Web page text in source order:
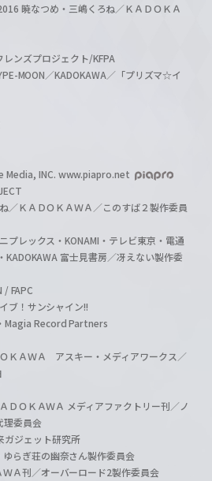
暁なつめ・三嶋くろね／ＫＡＤＯＫＡ
ンズプロジェクト/KFPA
MOON／KADOKAWA／「プリズマ☆イ
INC. www.piapro.net
／ＫＡＤＯＫＡＷＡ／このすば２製作委員
プレックス・KONAMI・テレビ東京・電通
富士見書房／冴えない製作委
FAPC
ブ！サンシャイン!!
Record Partners
ＫＡＷＡ アスキー・メディアワークス／
ＤＯＫＡＷＡ メディアファクトリー刊／ノ
理委員会
ジェット研究所
らぎ荘の幽奈さん製作委員会
Ａ刊／オーバーロード2製作委員会